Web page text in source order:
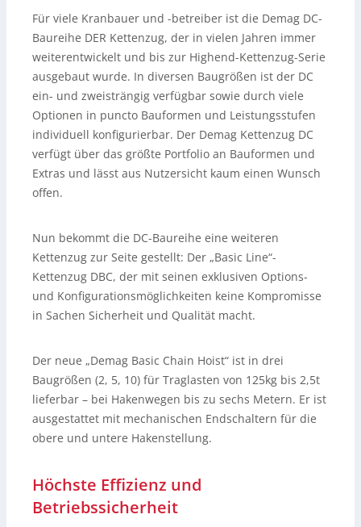
Für viele Kranbauer und -betreiber ist die Demag DC-
Baureihe DER Kettenzug, der in vielen Jahren immer
weiterentwickelt und bis zur Highend-Kettenzug-Serie
ausgebaut wurde. In diversen Baugrößen ist der DC
ein- und zweisträngig verfügbar sowie durch viele
Optionen in puncto Bauformen und Leistungsstufen
individuell konfigurierbar. Der Demag Kettenzug DC
verfügt über das größte Portfolio an Bauformen und
Extras und lässt aus Nutzersicht kaum einen Wunsch
offen.
Nun bekommt die DC-Baureihe eine weiteren
Kettenzug zur Seite gestellt: Der „Basic Line“-
Kettenzug DBC, der mit seinen exklusiven Options-
und Konfigurationsmöglichkeiten keine Kompromisse
in Sachen Sicherheit und Qualität macht.
Der neue „Demag Basic Chain Hoist“ ist in drei
Baugrößen (2, 5, 10) für Traglasten von 125kg bis 2,5t
lieferbar – bei Hakenwegen bis zu sechs Metern. Er ist
ausgestattet mit mechanischen Endschaltern für die
obere und untere Hakenstellung.
Höchste Effizienz und
Betriebssicherheit